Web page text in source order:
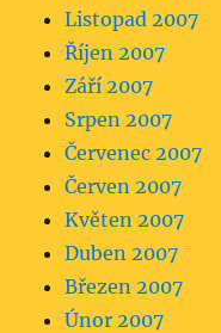
Listopad 2007
Říjen 2007
Září 2007
Srpen 2007
Červenec 2007
Červen 2007
Květen 2007
Duben 2007
Březen 2007
Únor 2007